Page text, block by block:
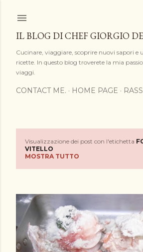
IL BLOG DI CHEF GIORGIO
Cucinare, viaggiare, scoprire nuovi sapori e
ricette. In questo blog troverete la mia
viaggi.
CONTACT ME. HOME PAGE
o
s
t
Visualizzazione dei post con l'etichetta
VITELLO
MOSTRA TUTTO